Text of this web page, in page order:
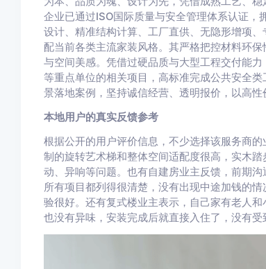
企业已通过ISO国际质量与安全管理体系认证
设计、精准结构计算、工厂直供、无隐形增项
配当前各类主流家装风格。其严格把控材料环
与空间美感。凭借过硬品质与大型工程交付能
等重点单位的相关项目，高标准完成公共安全
景落地案例，坚持诚信经营、透明报价，以高性
本地用户的真实反馈参考
根据公开的用户评价信息，不少选择该服务商
制的旋转艺术梯和整体空间适配度很高，实木
动、异响等问题。也有自建房业主反馈，前期
所有项目都列得很清楚，没有出现中途加钱的
验很好。还有复式楼业主表示，自己家有老人
也没有异味，安装完成后就直接入住了，没有受